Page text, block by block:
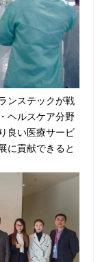
ンステックが戦
ヘルスケア分野
良い医療サービ
に貢献できると